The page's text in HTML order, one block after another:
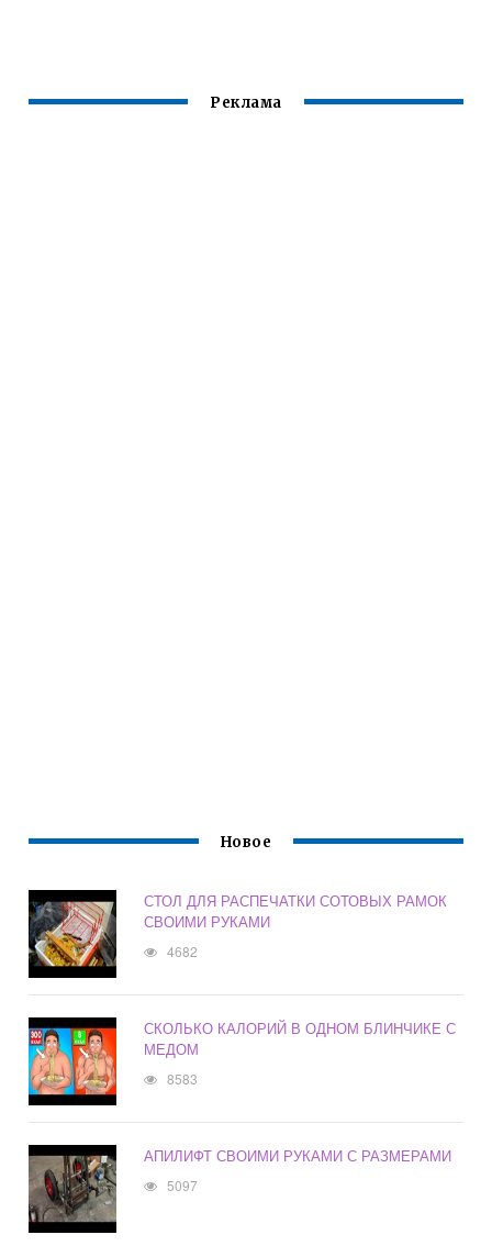
Реклама
Новое
СТОЛ ДЛЯ РАСПЕЧАТКИ СОТОВЫХ РАМОК
СВОИМИ РУКАМИ
4682
СКОЛЬКО КАЛОРИЙ В ОДНОМ БЛИНЧИКЕ С
МЕДОМ
8583
АПИЛИФТ СВОИМИ РУКАМИ С РАЗМЕРАМИ
5097